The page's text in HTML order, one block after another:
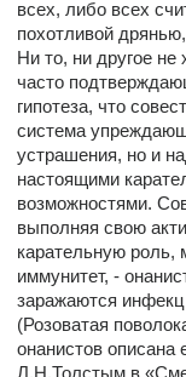
всех, либо всех
похотливой
Ни то, ни другое
часто
гипотеза, что
система
устрашения, но и
настоящими
возможностями.
выполняя свою
карательную роль,
иммунитет, -
заражаются
(Розоватая
онанистов описана
Л.Н.Толстым в